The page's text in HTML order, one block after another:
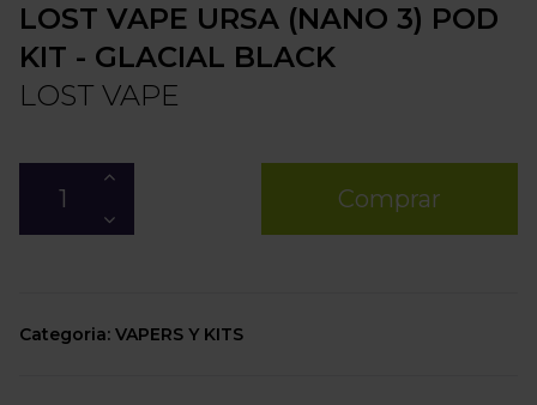
LOST VAPE URSA (NANO 3) POD
KIT - GLACIAL BLACK
LOST VAPE
Comprar
Categoria: VAPERS Y KITS